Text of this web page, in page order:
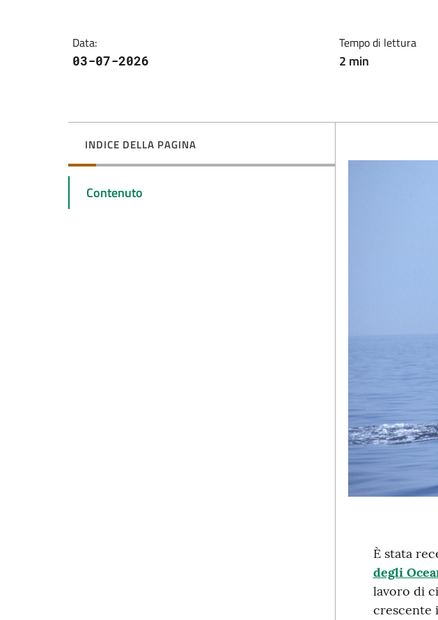
Data:
03-07-2026
Tempo di lettura
2 min
INDICE DELLA PAGINA
Contenuto
È stata
degli
lavoro di
crescente